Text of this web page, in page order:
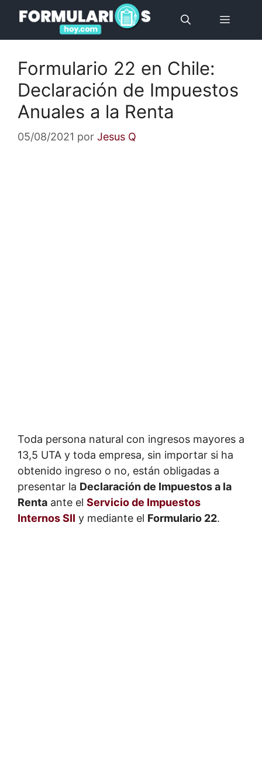
contenido
Menú
Formulario 22 en Chile:
Declaración de Impuestos
Anuales a la Renta
05/08/2021 por Jesus Q
Toda persona natural con ingresos mayores a
13,5 UTA y toda empresa, sin importar si ha
obtenido ingreso o no, están obligadas a
presentar la Declaración de Impuestos a la
Renta ante el Servicio de Impuestos
Internos SII y mediante el Formulario 22.